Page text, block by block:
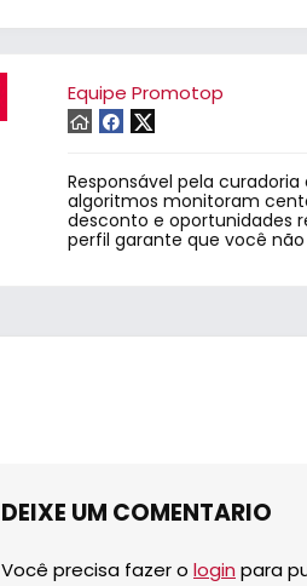
Equipe Promotop
Responsável pela
algoritmos monitoram
desconto e oportunidades
perfil garante que você
DEIXE UM COMENTARIO
Você precisa fazer o login para